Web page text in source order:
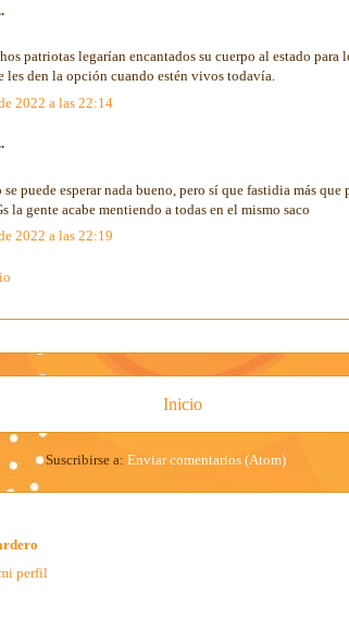
patriotas legarían encantados su cuerpo al estado para
les den la opción cuando estén vivos todavía.
2022 a las 22:14
puede esperar nada bueno, pero sí que fastidia más
la gente acabe mentiendo a todas en el mismo saco
2022 a las 22:19
Inicio
Suscribirse a: Enviar comentarios (Atom)
perfil